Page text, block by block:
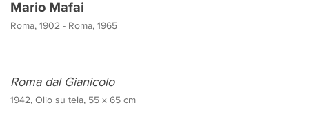
Mario Mafai
Roma, 1902 - Roma, 1965
Roma dal Gianicolo
1942, Olio su tela, 55 x 65 cm